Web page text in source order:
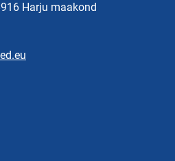
Harju maakond